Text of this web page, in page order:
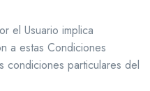
el Usuario implica
a estas Condiciones
condiciones particulares del